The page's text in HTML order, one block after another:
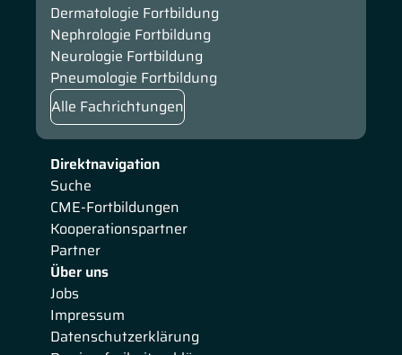
Direktnavigation
Suche
CME-Fortbildungen
Kooperationspartner
Partner
Über uns
Jobs
Impressum
Datenschutzerklärung
Dermatologie Fortbildung
Nephrologie Fortbildung
Neurologie Fortbildung
Pneumologie Fortbildung
Alle Fachrichtungen